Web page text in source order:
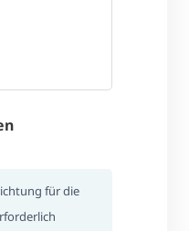
für die